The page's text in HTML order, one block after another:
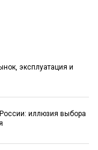
эксплуатация и
иллюзия выбора